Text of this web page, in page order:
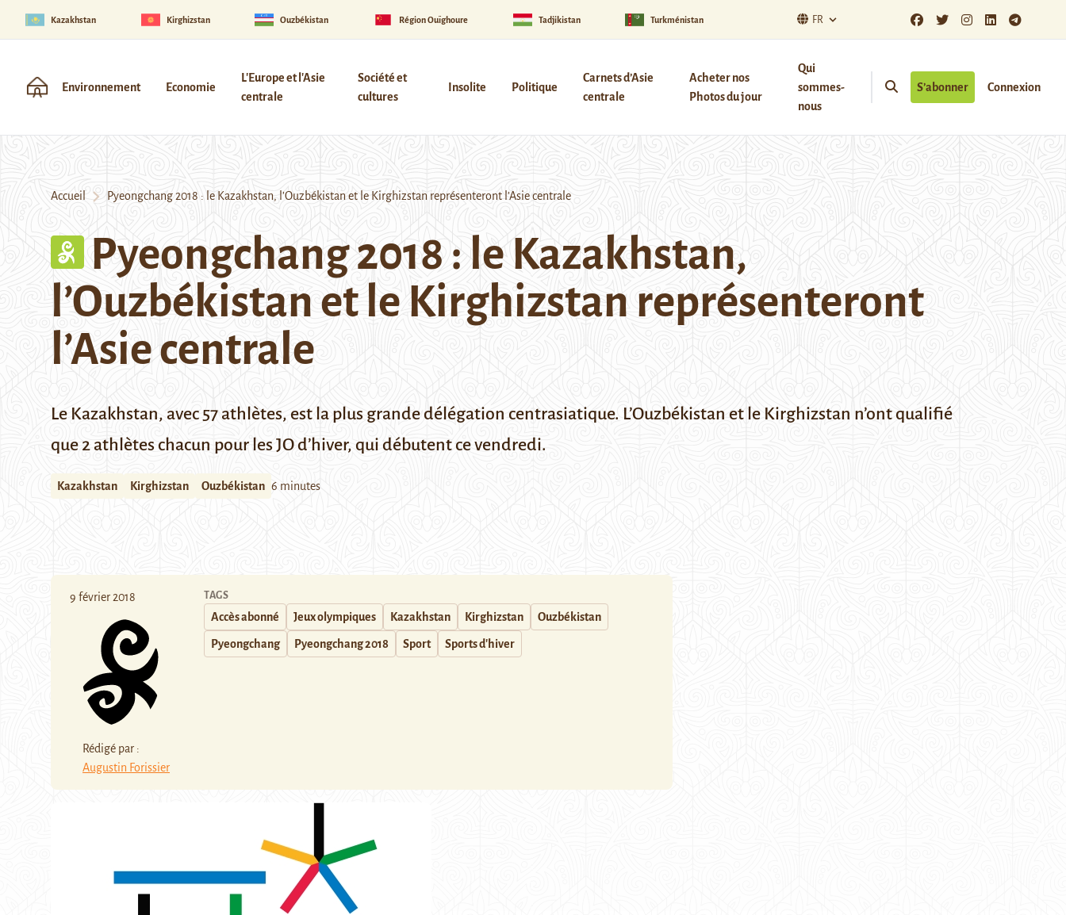
Kazakhstan Kirghizstan Ouzbékistan Région Ouïghoure Tadjikistan Turkménistan FR
Environnement Economie
L'Europe et l'Asie
centrale
Société et
cultures
Insolite Politique
Carnets d’Asie
centrale
Acheter nos
Photos du jour
Qui
sommes-
nous
S’abonner Connexion
Accueil Pyeongchang 2018 : le Kazakhstan, l’Ouzbékistan et le Kirghizstan représenteront l’Asie centrale
Pyeongchang 2018 : le Kazakhstan,
l’Ouzbékistan et le Kirghizstan représenteront
l’Asie centrale
Le Kazakhstan, avec 57 athlètes, est la plus grande délégation centrasiatique. L’Ouzbékistan et le Kirghizstan n’ont qualifié
que 2 athlètes chacun pour les JO d’hiver, qui débutent ce vendredi.
Kazakhstan Kirghizstan Ouzbékistan 6 minutes
9 février 2018
Rédigé par :
Augustin Forissier
TAGS
Accès abonné Jeux olympiques Kazakhstan Kirghizstan Ouzbékistan
Pyeongchang Pyeongchang 2018 Sport Sports d'hiver